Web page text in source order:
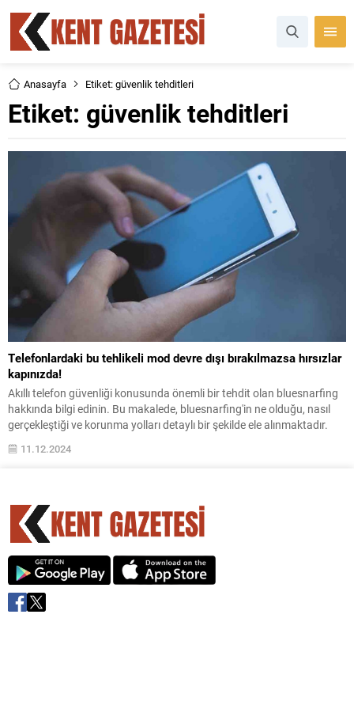
Anasayfa Etiket: güvenlik tehditleri
Etiket: güvenlik tehditleri
Telefonlardaki bu tehlikeli mod devre dışı bırakılmazsa hırsızlar
kapınızda!
Akıllı telefon güvenliği konusunda önemli bir tehdit olan bluesnarfing
hakkında bilgi edinin. Bu makalede, bluesnarfing'in ne olduğu, nasıl
gerçekleştiği ve korunma yolları detaylı bir şekilde ele alınmaktadır.
11.12.2024